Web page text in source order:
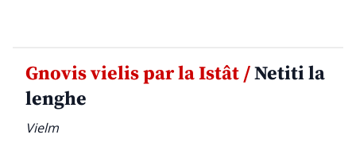
Gnovis vielis par la Istât /Netiti la
lenghe
Vielm